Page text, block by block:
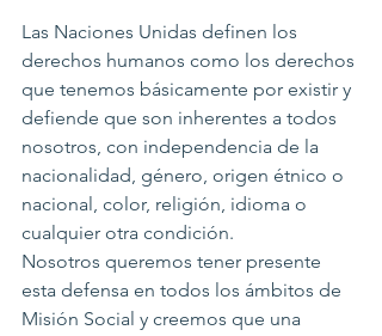
Las Naciones Unidas definen los
derechos humanos como los derechos
que tenemos básicamente por existir y
defiende que son inherentes a todos
nosotros, con independencia de la
nacionalidad, género, origen étnico o
nacional, color, religión, idioma o
cualquier otra condición.
Nosotros queremos tener presente
esta defensa en todos los ámbitos de
Misión Social y creemos que una